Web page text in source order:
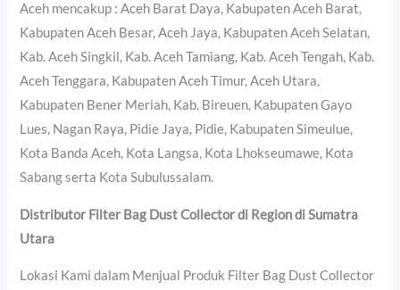
Aceh mencakup : Aceh Barat Daya, Kabupaten Aceh Barat,
Kabupaten Aceh Besar, Aceh Jaya, Kabupaten Aceh Selatan,
Kab. Aceh Singkil, Kab. Aceh Tamiang, Kab. Aceh Tengah, Kab.
Aceh Tenggara, Kabupaten Aceh Timur, Aceh Utara,
Kabupaten Bener Meriah, Kab. Bireuen, Kabupaten Gayo
Lues, Nagan Raya, Pidie Jaya, Pidie, Kabupaten Simeulue,
Kota Banda Aceh, Kota Langsa, Kota Lhokseumawe, Kota
Sabang serta Kota Subulussalam.
Distributor Filter Bag Dust Collector di Region di Sumatra
Utara
Lokasi Kami dalam Menjual Produk Filter Bag Dust Collector